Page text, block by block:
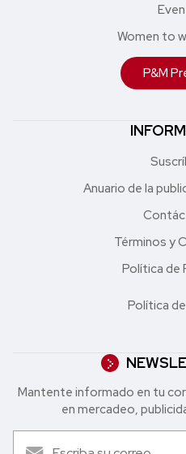
Women to
P&M
Anuario de la
Términos y
Política de
Política
Mantente informado en tu
en mercadeo,